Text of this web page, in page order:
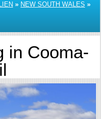
» NEW SOUTH WALES »
in Cooma-